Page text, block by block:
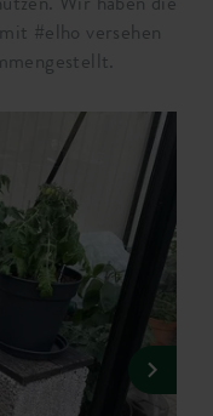
#elho versehen